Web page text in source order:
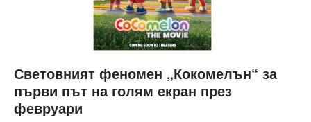
Световният феномен „Кокомелън“ за
първи път на голям екран през
февруари